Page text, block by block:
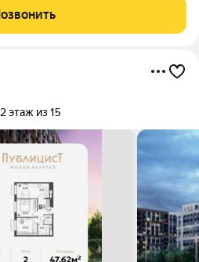
62.46 кв. м на 10 этаже.
2 этаж из 15